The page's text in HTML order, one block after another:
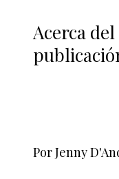
Acerca
Por Jenny